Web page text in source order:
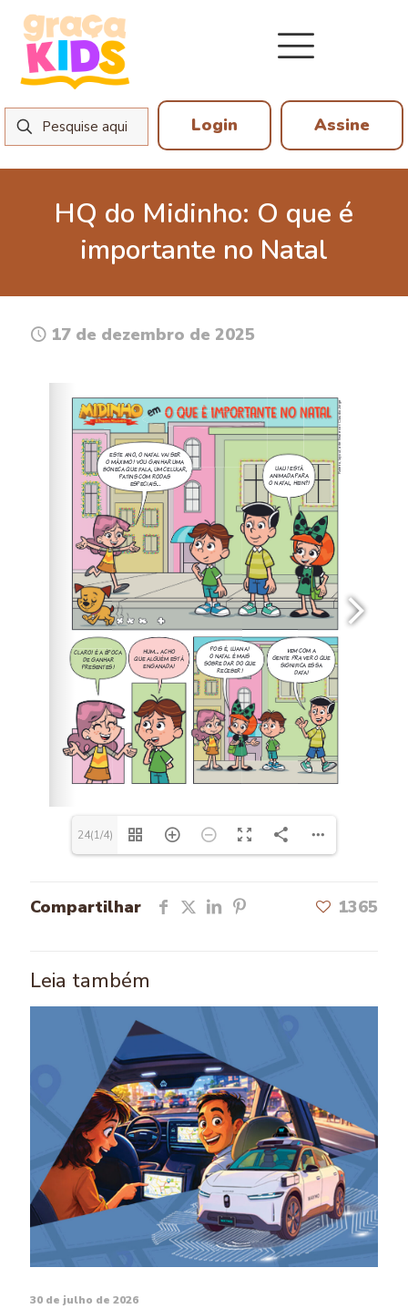
Login Assine
HQ do Midinho: O que é
importante no Natal
17 de dezembro de 2025
24(1/4)
Compartilhar 1365
Leia também
30 de julho de 2026